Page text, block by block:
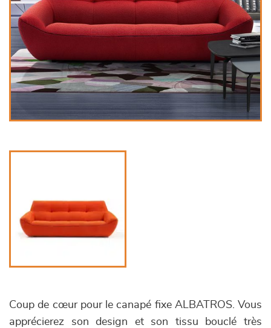
Coup de cœur pour le canapé fixe ALBATROS. Vous
apprécierez son design et son tissu bouclé très